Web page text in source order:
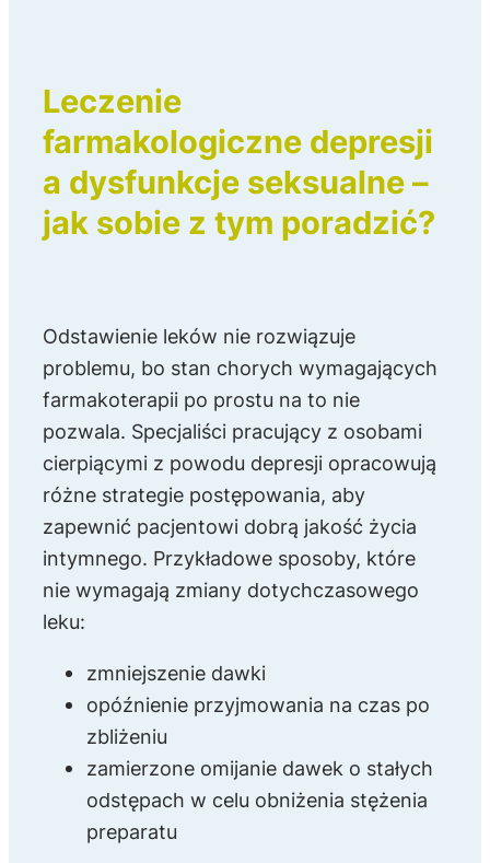
Leczenie
farmakologiczne depresji
a dysfunkcje seksualne –
jak sobie z tym poradzić?
Odstawienie leków nie rozwiązuje
problemu, bo stan chorych wymagających
farmakoterapii po prostu na to nie
pozwala. Specjaliści pracujący z osobami
cierpiącymi z powodu depresji opracowują
różne strategie postępowania, aby
zapewnić pacjentowi dobrą jakość życia
intymnego. Przykładowe sposoby, które
nie wymagają zmiany dotychczasowego
leku:
zmniejszenie dawki
opóźnienie przyjmowania na czas po
zbliżeniu
zamierzone omijanie dawek o stałych
odstępach w celu obniżenia stężenia
preparatu